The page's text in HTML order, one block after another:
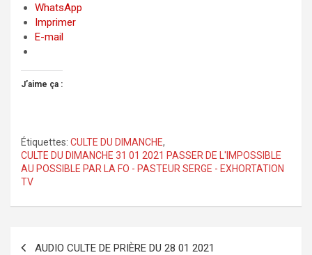
WhatsApp
Imprimer
E-mail
J’aime ça :
Étiquettes: CULTE DU DIMANCHE,
CULTE DU DIMANCHE 31 01 2021 PASSER DE L'IMPOSSIBLE
AU POSSIBLE PAR LA FO - PASTEUR SERGE - EXHORTATION
TV
AUDIO CULTE DE PRIÈRE DU 28 01 2021